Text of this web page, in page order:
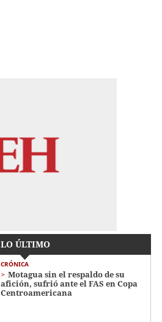
LO ÚLTIMO
CRÓNICA
Motagua sin el respaldo de su
afición, sufrió ante el FAS en Copa
Centroamericana